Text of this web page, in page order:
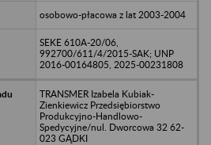
osobowo-płacowa z lat 2003-2004
SEKE 610A-20/06,
992700/611/4/2015-SAK; UNP
2016-00164805, 2025-00231808
TRANSMER Izabela Kubiak-
Zienkiewicz Przedsiębiorstwo
Produkcyjno-Handlowo-
Spedycyjne/nul. Dworcowa 32 62-
023 GĄDKI